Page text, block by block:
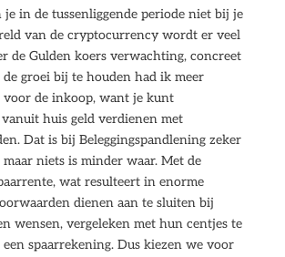
je in de tussenliggende periode niet bij je
van de cryptocurrency wordt er veel
de Gulden koers verwachting, concreet
de groei bij te houden had ik meer
voor de inkoop, want je kunt
huis geld verdienen met
Dat is bij Beleggingspandlening zeker
niets is minder waar. Met de
wat resulteert in enorme
dienen aan te sluiten bij
wensen, vergeleken met hun centjes te
spaarrekening. Dus kiezen we voor